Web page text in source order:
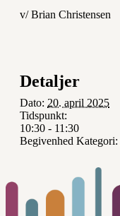
v/ Brian Christensen
Detaljer
Dato: 20. april 2025
Tidspunkt:
10:30 - 11:30
Begivenhed Kategori: